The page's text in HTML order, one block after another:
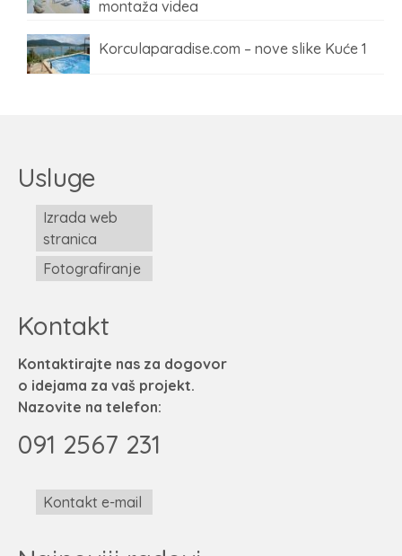
montaža videa
Korculaparadise.com – nove slike Kuće 1
Usluge
Izrada web
stranica
Fotografiranje
Kontakt
Kontaktirajte nas za dogovor
o idejama za vaš projekt.
Nazovite na telefon:
091 2567 231
Kontakt e-mail